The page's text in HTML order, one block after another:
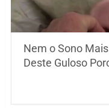
Nem o Sono
Deste Guloso